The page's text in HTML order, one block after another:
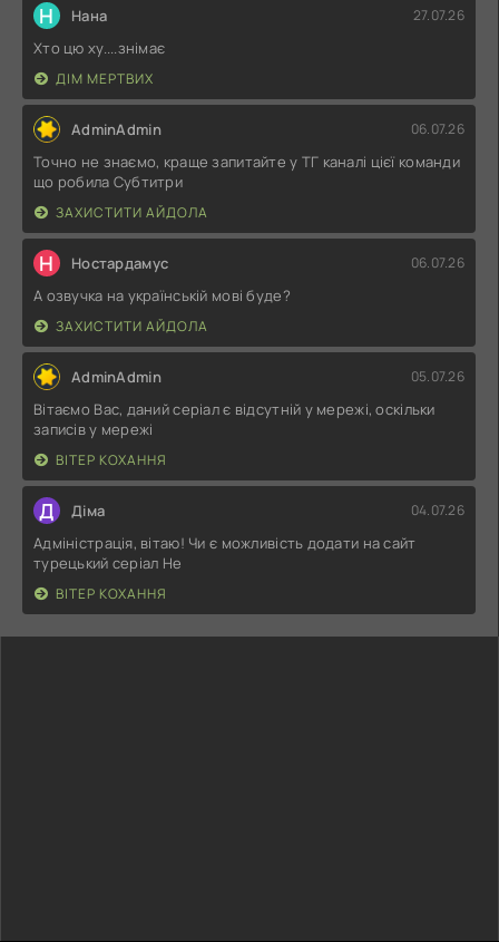
Н Нана 27.07.26
Хто цю ху....знімає
ДІМ МЕРТВИХ
AdminAdmin 06.07.26
Точно не знаємо, краще запитайте у ТГ каналі цієї команди
що робила Субтитри
ЗАХИСТИТИ АЙДОЛА
Н Ностардамус 06.07.26
А озвучка на українській мові буде?
ЗАХИСТИТИ АЙДОЛА
AdminAdmin 05.07.26
Вітаємо Вас, даний серіал є відсутній у мережі, оскільки
записів у мережі
ВІТЕР КОХАННЯ
Д Діма 04.07.26
Адміністрація, вітаю! Чи є можливість додати на сайт
турецький серіал Не
ВІТЕР КОХАННЯ